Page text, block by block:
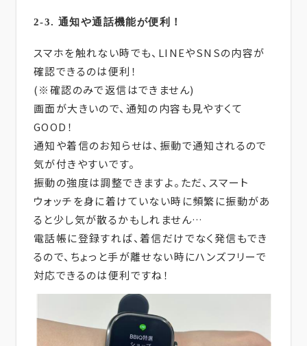
2-3. 通知や通話機能が便利！
スマホを触れない時でも、LINEやSNSの内容が
確認できるのは便利！
(※確認のみで返信はできません)
画面が大きいので、通知の内容も見やすくて
GOOD！
通知や着信のお知らせは、振動で通知されるので
気が付きやすいです。
振動の強度は調整できますよ。ただ、スマート
ウォッチを身に着けていない時に頻繁に振動があ
ると少し気が散るかもしれません…
電話帳に登録すれば、着信だけでなく発信もでき
るので、ちょっと手が離せない時にハンズフリーで
対応できるのは便利ですね！